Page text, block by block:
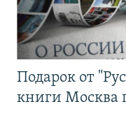
Подарок от
книги Москва